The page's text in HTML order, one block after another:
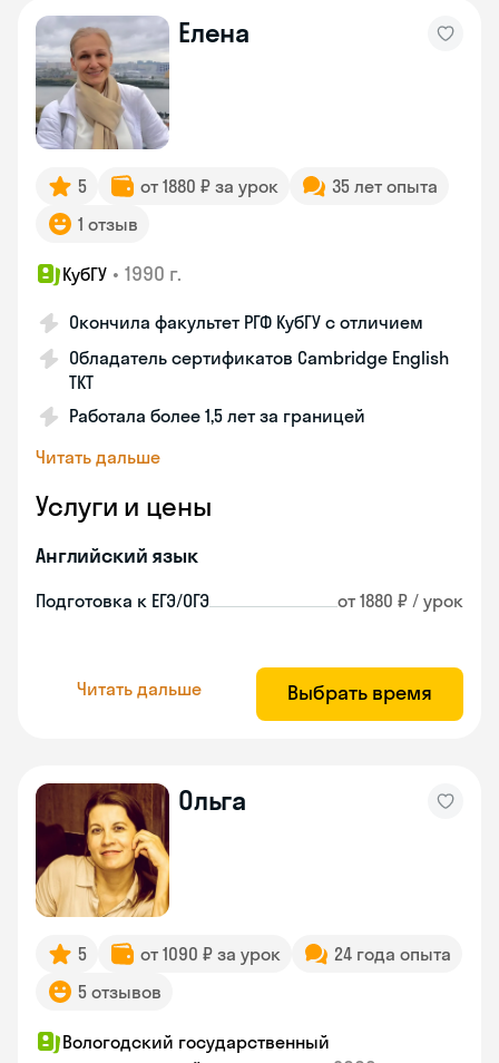
Елена
5 от 1880 ₽ за урок
35 лет опыта
1 отзыв
КубГУ • 1990 г.
Окончила факультет РГФ КубГУ с отличием
Обладатель сертификатов Cambridge English
TKT
Работала более 1,5 лет за границей
Читать дальше
Услуги и цены
Английский язык
Подготовка к ЕГЭ/ОГЭ от 1880 ₽ / урок
Читать дальше Выбрать время
Ольга
5 от 1090 ₽ за урок
24 года опыта
5 отзывов
Вологодский государственный